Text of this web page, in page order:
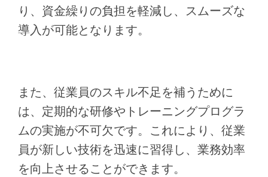
り、資金繰りの負担を軽減し、スムーズな
導入が可能となります。
また、従業員のスキル不足を補うために
は、定期的な研修やトレーニングプログラ
ムの実施が不可欠です。これにより、従業
員が新しい技術を迅速に習得し、業務効率
を向上させることができます。